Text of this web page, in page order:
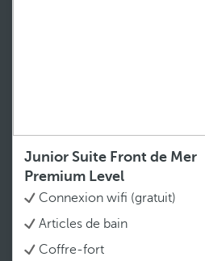
Junior Suite Front de Mer
Premium Level
Connexion wifi (gratuit)
Articles de bain
Coffre-fort